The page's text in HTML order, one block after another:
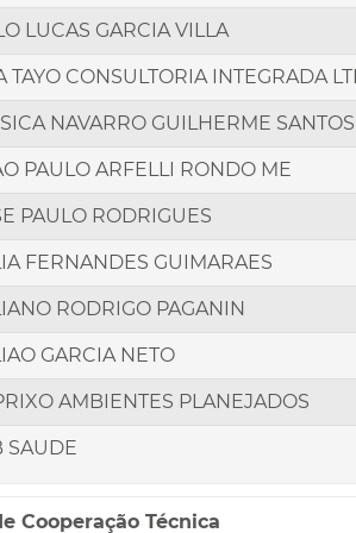
LUCAS GARCIA VILLA
TAYO CONSULTORIA INTEGRADA
NAVARRO GUILHERME SANTOS
PAULO ARFELLI RONDO ME
PAULO RODRIGUES
FERNANDES GUIMARAES
RODRIGO PAGANIN
GARCIA NETO
AMBIENTES PLANEJADOS
SAUDE
Cooperação Técnica